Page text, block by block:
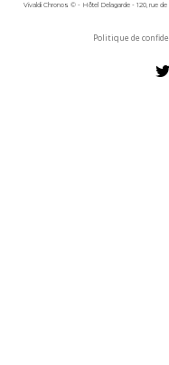
Vivaldi Chronos © - Hôtel Delagarde - 120, rue
Politique de